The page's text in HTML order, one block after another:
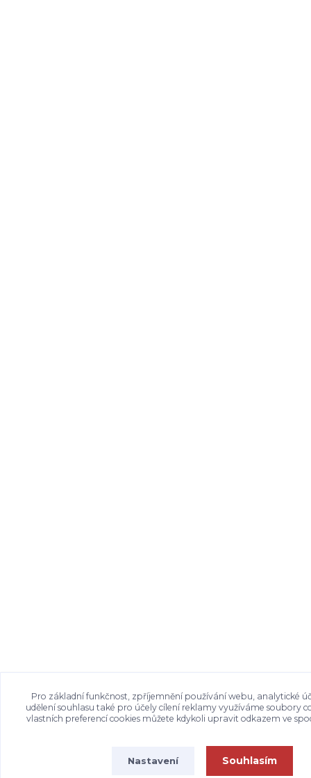
Pro základní funkčnost, zpříjemnění používání webu, analytické
udělení souhlasu také pro účely cílení reklamy využíváme soubory
vlastních preferencí cookies můžete kdykoli upravit odkazem ve
Nastavení Souhlasím